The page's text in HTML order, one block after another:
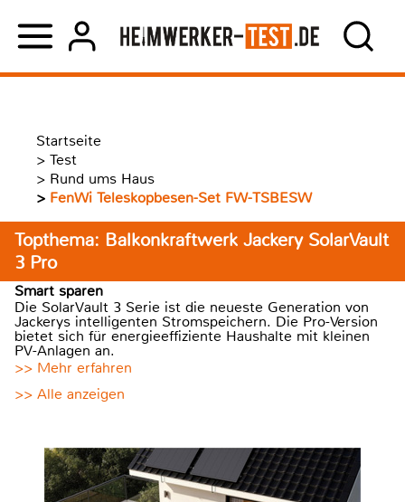
Startseite
> Test
> Rund ums Haus
> FenWi Teleskopbesen-Set FW-TSBESW
Topthema: Balkonkraftwerk Jackery SolarVault
3 Pro
Smart sparen
Die SolarVault 3 Serie ist die neueste Generation von
Jackerys intelligenten Stromspeichern. Die Pro-Version
bietet sich für energieeffiziente Haushalte mit kleinen
PV-Anlagen an.
>> Mehr erfahren
>> Alle anzeigen